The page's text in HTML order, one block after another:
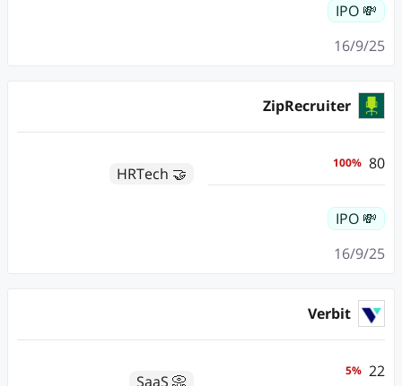
💸 IPO
16/9/25
ZipRecruiter
80
%
100
🤝 HRTech
💸 IPO
16/9/25
Verbit
22
%
5
📀 SaaS